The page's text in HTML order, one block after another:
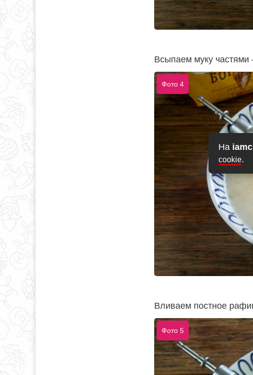
На
cookie.
Всыпаем муку
Фото 4
Вливаем постное
Фото 5